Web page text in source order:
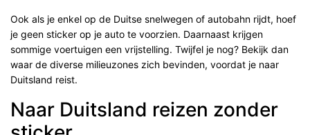
Ook als je enkel op de Duitse snelwegen of autobahn rijdt, hoef
je geen sticker op je auto te voorzien. Daarnaast krijgen
sommige voertuigen een vrijstelling. Twijfel je nog? Bekijk dan
waar de diverse milieuzones zich bevinden, voordat je naar
Duitsland reist.
Naar Duitsland reizen zonder